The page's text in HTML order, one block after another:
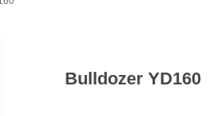
Bulldozer YD160